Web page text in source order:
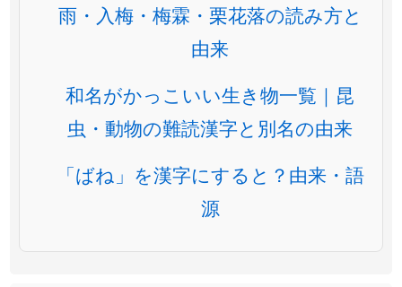
雨・入梅・梅霖・栗花落の読み方と
由来
和名がかっこいい生き物一覧｜昆
虫・動物の難読漢字と別名の由来
「ばね」を漢字にすると？由来・語
源